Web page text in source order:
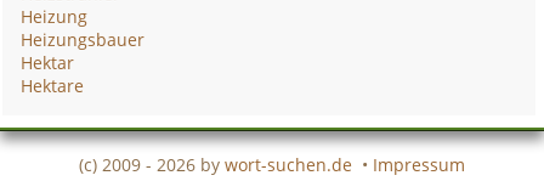
Heizung
Heizungsbauer
Hektar
Hektare
(c) 2009 - 2026 by wort-suchen.de • Impressum